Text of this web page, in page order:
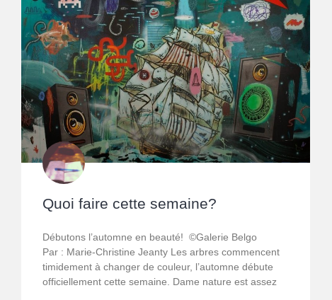
Quoi faire cette semaine?
Débutons l’automne en beauté! ©Galerie Belgo
Par : Marie-Christine Jeanty Les arbres commencent
timidement à changer de couleur, l’automne débute
officiellement cette semaine. Dame nature est assez